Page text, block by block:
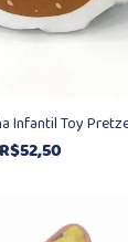
Infantil Toy
R$52,50